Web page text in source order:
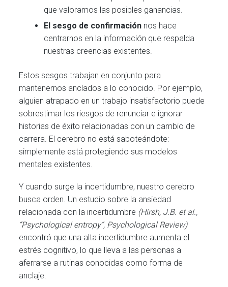
que valoramos las posibles ganancias.
El sesgo de confirmación nos hace
centrarnos en la información que respalda
nuestras creencias existentes.
Estos sesgos trabajan en conjunto para
mantenernos anclados a lo conocido. Por ejemplo,
alguien atrapado en un trabajo insatisfactorio puede
sobrestimar los riesgos de renunciar e ignorar
historias de éxito relacionadas con un cambio de
carrera. El cerebro no está saboteándote:
simplemente está protegiendo sus modelos
mentales existentes.
Y cuando surge la incertidumbre, nuestro cerebro
busca orden. Un estudio sobre la ansiedad
relacionada con la incertidumbre (Hirsh, J.B. et al.,
“Psychological entropy”, Psychological Review)
encontró que una alta incertidumbre aumenta el
estrés cognitivo, lo que lleva a las personas a
aferrarse a rutinas conocidas como forma de
anclaje.